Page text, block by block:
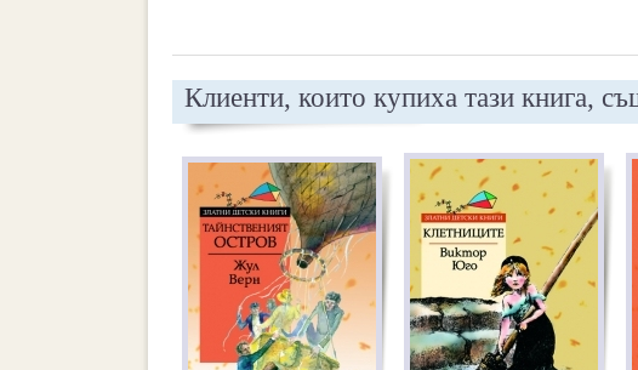
Клиенти, които купиха тази книга,